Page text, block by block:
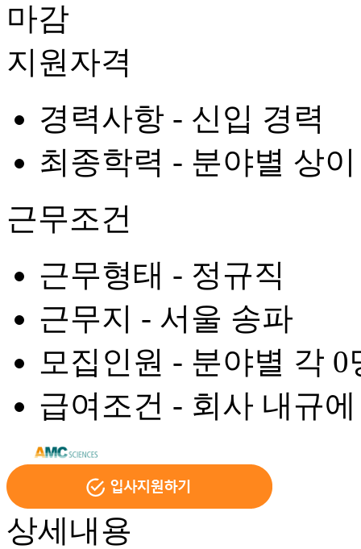
마감
지원자격
경력사항 - 신입 경력
최종학력 - 분야별 상이
근무조건
근무형태 - 정규직
근무지 - 서울 송파
모집인원 - 분야별 각 0
급여조건 - 회사 내규
상세내용